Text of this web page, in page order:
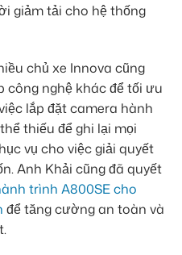
giảm tải cho hệ thống
chủ xe Innova cũng
công nghệ khác để tối ưu
lắp đặt camera hành
thiếu để ghi lại mọi
vụ cho việc giải quyết
Anh Khải cũng đã quyết
trình A800SE cho
để tăng cường an toàn và